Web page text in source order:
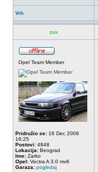
Vrh
zux
Opel Team Member
Pridružio se: 16 Dec 2006
16:25
Postovi: 4848
Lokacija: Beograd
Ime: Zarko
Opel: Vectra A 3.0 mv6
Garaza: pogledaj